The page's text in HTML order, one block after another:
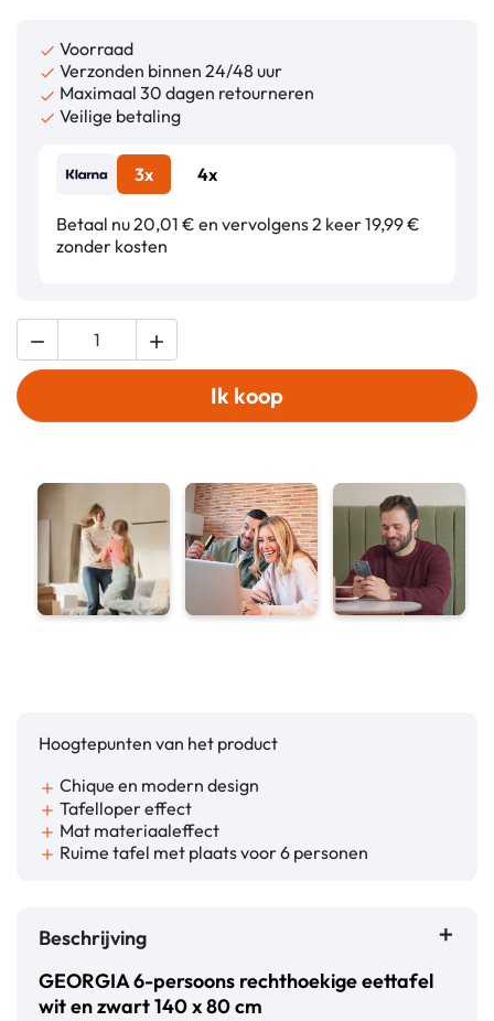
 Voorraad
 Verzonden binnen 24/48 uur
 Maximaal 30 dagen retourneren
 Veilige betaling
3x 4x
Betaal nu 20,01 € en vervolgens 2 keer 19,99 €
zonder kosten
 
Ik koop
Hoogtepunten van het product
add Chique en modern design
add Tafelloper effect
add Mat materiaaleffect
add Ruime tafel met plaats voor 6 personen
Beschrijving
GEORGIA 6-persoons rechthoekige eettafel
wit en zwart 140 x 80 cm